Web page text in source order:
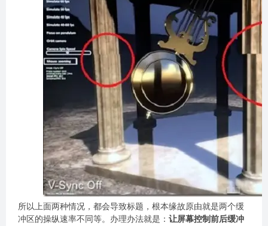
所以上面两种情况，都会导致标题，根本缘故原由就是两个缓
冲区的操纵速率不同等。办理办法就是： 让屏幕控制前后缓冲